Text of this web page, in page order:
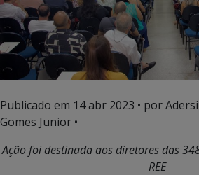
Publicado em 14 abr 2023 • por
Gomes Junior •
Ação foi destinada aos diretores das
REE